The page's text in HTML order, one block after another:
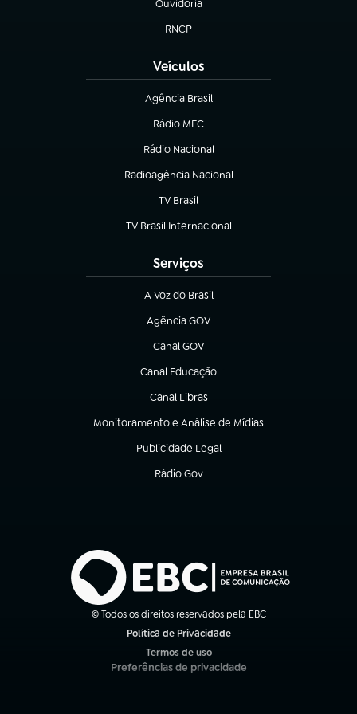
Ouvidoria
(abre em nova aba)
RNCP
(abre em nova aba)
Veículos
Agência Brasil
(abre em nova aba)
Rádio MEC
(abre em nova aba)
Rádio Nacional
Radioagência Nacional
(abre em nova aba)
TV Brasil
(abre em nova aba)
TV Brasil Internacional
(abre em nova aba)
Serviços
A Voz do Brasil
(abre em nova aba)
Agência GOV
(abre em nova aba)
Canal GOV
(abre em nova aba)
Canal Educação
(abre em nova aba)
Canal Libras
(abre em nova aba)
Monitoramento e Análise de Mídias
(abre em nova aba)
Publicidade Legal
(abre em nova aba)
Rádio Gov
(abre em nova aba)
© Todos os direitos reservados pela EBC
Política de Privacidade
Termos de uso
(abre em nova aba)
Preferências de privacidade